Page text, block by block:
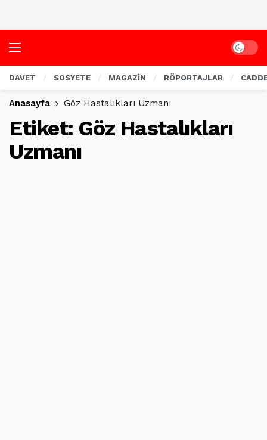
Dark
DAVET SOSYETE MAGAZİN RÖPORTAJLAR
Anasayfa Göz Hastalıkları Uzmanı
Etiket: Göz Hastalıkları
Uzmanı